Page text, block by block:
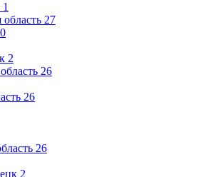
1
27
2
26
26
26
2